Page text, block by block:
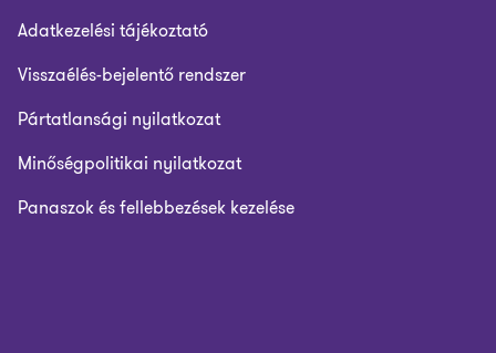
Adatkezelési tájékoztató
Visszaélés-bejelentő rendszer
Pártatlansági nyilatkozat
Minőségpolitikai nyilatkozat
Panaszok és fellebbezések kezelése